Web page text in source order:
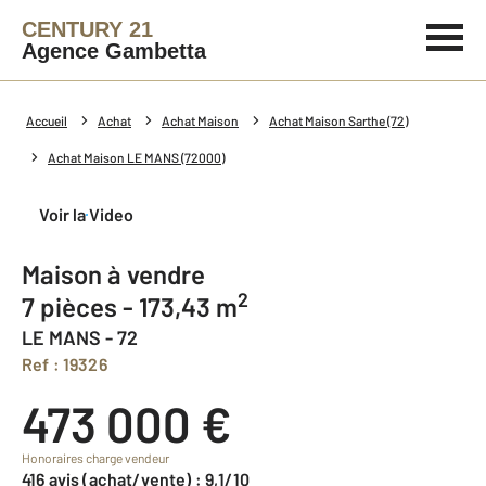
CENTURY 21
Agence Gambetta
Accueil Achat Achat Maison Achat Maison Sarthe (72)
Achat Maison LE MANS (72000)
Voir la Video
Maison à vendre
7 pièces - 173,43 m2
LE MANS - 72
Ref : 19326
473 000 €
Honoraires charge vendeur
416 avis (achat/vente) : 9,1/10